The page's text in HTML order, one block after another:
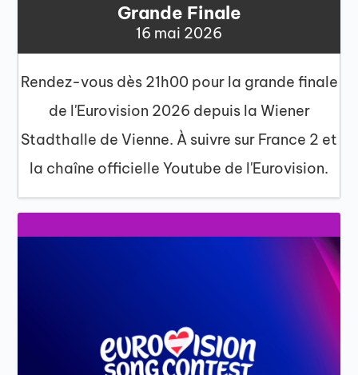
Grande Finale
16 mai 2026
Rendez-vous dès 21h00 pour la grande finale
de l'Eurovision 2026 depuis la Wiener
Stadthalle de Vienne. À suivre sur France 2 et
la chaîne officielle Youtube de l'Eurovision.